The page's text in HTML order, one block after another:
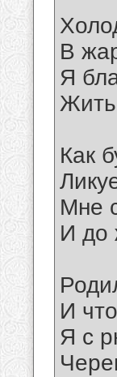
В
Я
Как
Мне
И до
И
Я с